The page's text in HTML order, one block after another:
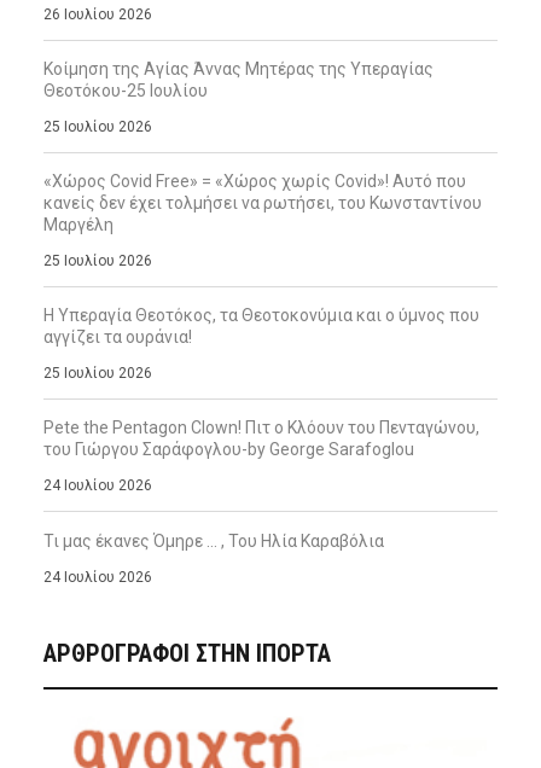
26 Ιουλίου 2026
Κοίμηση της Αγίας Άννας Μητέρας της Υπεραγίας
Θεοτόκου-25 Ιουλίου
25 Ιουλίου 2026
«Χώρος Covid Free» = «Χώρος χωρίς Covid»! Αυτό που
κανείς δεν έχει τολμήσει να ρωτήσει, του Κωνσταντίνου
Μαργέλη
25 Ιουλίου 2026
Η Υπεραγία Θεοτόκος, τα Θεοτοκονύμια και ο ύμνος που
αγγίζει τα ουράνια!
25 Ιουλίου 2026
Pete the Pentagon Clown! Πιτ ο Κλόουν του Πενταγώνου,
του Γιώργου Σαράφογλου-by George Sarafoglou
24 Ιουλίου 2026
Τι μας έκανες Όμηρε … , Του Ηλία Καραβόλια
24 Ιουλίου 2026
ΑΡΘΡΟΓΡΑΦΟΙ ΣΤΗΝ IΠΟΡΤΑ